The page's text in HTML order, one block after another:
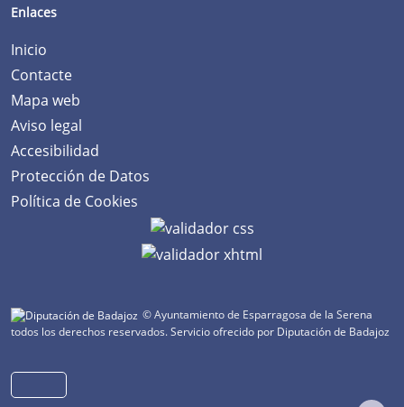
Enlaces
Inicio
Contacte
Mapa web
Aviso legal
Accesibilidad
Protección de Datos
Política de Cookies
© Ayuntamiento de Esparragosa de la Serena
todos los derechos reservados.Servicio ofrecido por Diputación de Badajoz